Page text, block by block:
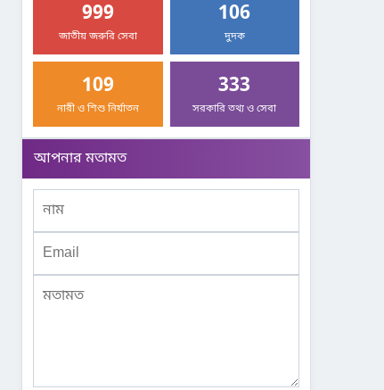
999
জাতীয় জরুরি সেবা
106
দুদক
109
নারী ও শিশু নির্যাতন
333
সরকারি তথ্য ও সেবা
আপনার মতামত